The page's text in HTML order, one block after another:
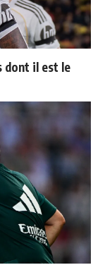
dont il est le